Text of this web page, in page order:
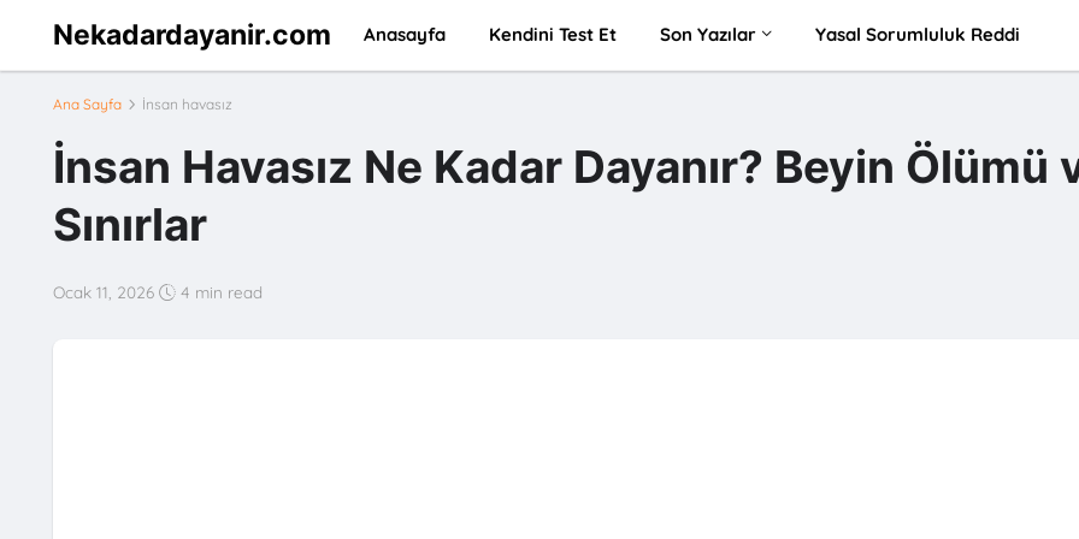
Nekadardayanir.com Anasayfa Kendini Test Et Son Yazılar Yasal Sorumluluk Reddi
Ana Sayfa İnsan havasız
İnsan Havasız Ne Kadar Dayanır? Beyin Ölümü
Sınırlar
Ocak 11, 2026 4 min read